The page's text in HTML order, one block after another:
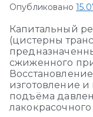
Опубликовано
Капитальный
(цистерны
сжиженного
изготовление
подъёма